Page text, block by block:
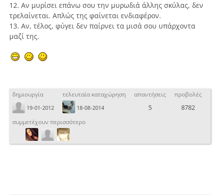
12. Αν μυρίσει επάνω σου την μυρωδιά άλλης σκύλας, δεν
τρελαίνεται. Απλώς της φαίνεται ενδιαφέρον.
13. Αν, τέλος, φύγει δεν παίρνει τα μισά σου υπάρχοντα
μαζί της.
δημιουργία
19-01-2012
τελευταία καταχώρηση
18-08-2014
απαντήσεις
5
προβολές
8782
συμμετέχουν περισσότερο